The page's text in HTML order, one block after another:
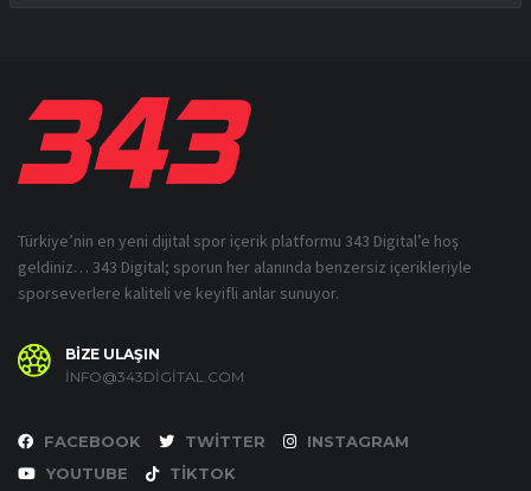
Türkiye’nin en yeni dijital spor içerik platformu 343 Digital’e hoş
geldiniz… 343 Digital; sporun her alanında benzersiz içerikleriyle
sporseverlere kaliteli ve keyifli anlar sunuyor.
BİZE ULAŞIN
INFO@343DIGITAL.COM
FACEBOOK TWITTER
INSTAGRAM
YOUTUBE
TIKTOK